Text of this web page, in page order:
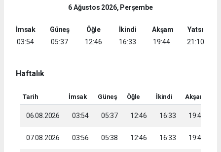
6 Ağustos 2026, Perşembe
İmsak
03:54
Güneş
05:37
Öğle
12:46
İkindi
16:33
Akşam
19:44
Yatsı
21:10
Haftalık
Tarih İmsak Güneş Öğle İkindi Akşam
06.08.2026 03:54 05:37 12:46 16:33 19:44
07.08.2026 03:56 05:38 12:46 16:33 19:43